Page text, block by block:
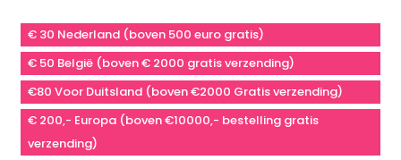
€ 30 Nederland (boven 500 euro gratis)
€ 50 België (boven € 2000 gratis verzending)
€80 Voor Duitsland (boven €2000 Gratis verzending)
€ 200,- Europa (boven €10000,- bestelling gratis
verzending)